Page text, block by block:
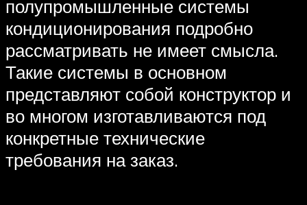
полупромышленные системы
кондиционирования подробно
рассматривать не имеет смысла.
Такие системы в основном
представляют собой конструктор и
во многом изготавливаются под
конкретные технические
требования на заказ.